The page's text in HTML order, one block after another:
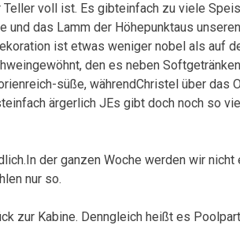
voll ist. Es gibteinfach zu viele
das Lamm der Höhepunktaus
ist etwas weniger nobel als auf
den es neben
süße, währendChristel über das
ärgerlich JEs gibt doch noch so
der ganzen Woche werden wir
nur so.
zur Kabine. Denngleich heißt es